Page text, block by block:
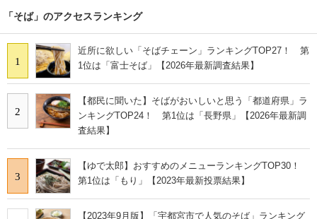
「そば」のアクセスランキング
1
近所に欲しい「そばチェーン」ランキングTOP27！ 第
1位は「富士そば」【2026年最新調査結果】
2
【都民に聞いた】そばがおいしいと思う「都道府県」ラ
ンキングTOP24！ 第1位は「長野県」【2026年最新調
査結果】
3
【ゆで太郎】おすすめのメニューランキングTOP30！
第1位は「もり」【2023年最新投票結果】
【2023年9月版】「宇都宮市で人気のそば」ランキング